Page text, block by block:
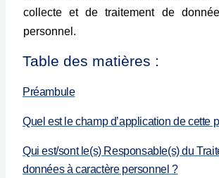
collecte et de traitement de
personnel.
Table des matières :
Préambule
Quel est le champ d’application de cette
Qui est/sont le(s) Responsable(s) du
données à caractère personnel ?